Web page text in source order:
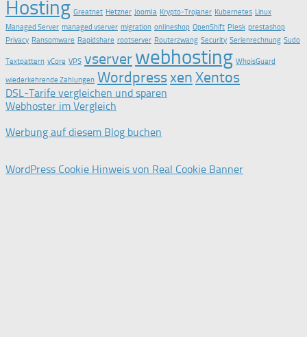
Hosting Greatnet Hetzner Joomla Krypto-Trojaner Kubernetes Linux
Managed Server managed vserver migration onlineshop OpenShift Plesk prestashop
Privacy Ransomware Rapidshare rootserver Routerzwang Security Serienrechnung Sudo
Textpattern vCore VPS vserverwebhosting WhoisGuard
wiederkehrende Zahlungen WordpressxenXentos
DSL-Tarife vergleichen und sparen
Webhoster im Vergleich
Werbung auf diesem Blog buchen
WordPress Cookie Hinweis von Real Cookie Banner